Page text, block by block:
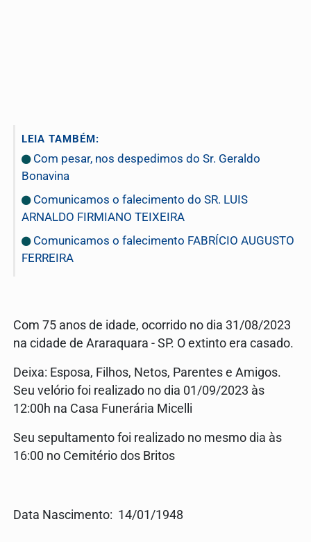
LEIA TAMBÉM:
Com pesar, nos despedimos do Sr. Geraldo
Bonavina
Comunicamos o falecimento do SR. LUIS
ARNALDO FIRMIANO TEIXEIRA
Comunicamos o falecimento FABRÍCIO AUGUSTO
FERREIRA
Com 75 anos de idade, ocorrido no dia 31/08/2023
na cidade de Araraquara - SP. O extinto era casado.
Deixa: Esposa, Filhos, Netos, Parentes e Amigos.
Seu velório foi realizado no dia 01/09/2023 às
12:00h na Casa Funerária Micelli
Seu sepultamento foi realizado no mesmo dia às
16:00 no Cemitério dos Britos
Data Nascimento: 14/01/1948